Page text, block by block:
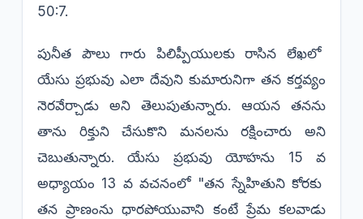
50:7.
పునీత పౌలు గారు పిలిప్పీయులకు రాసిన లేఖలో
యేసు ప్రభువు ఎలా దేవుని కుమారునిగా తన కర్తవ్యం
నెరవేర్చాడు అని తెలుపుతున్నారు. ఆయన తనను
తాను రిక్తుని చేసుకొని మనలను రక్షించారు అని
చెబుతున్నారు. యేసు ప్రభువు యోహను 15 వ
అధ్యాయం 13 వ వచనంలో "తన స్నేహితుని కోరకు
తన ప్రాణంను ధారపోయువాని కంటే ప్రేమ కలవాడు